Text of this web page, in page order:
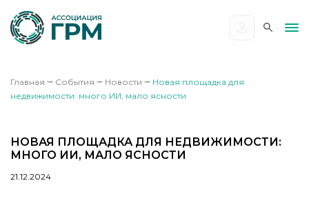
Главная ⭢ События ⭢ Новости ⭢ Новая площадка для
недвижимости: много ИИ, мало ясности
НОВАЯ ПЛОЩАДКА ДЛЯ НЕДВИЖИМОСТИ:
МНОГО ИИ, МАЛО ЯСНОСТИ
21.12.2024